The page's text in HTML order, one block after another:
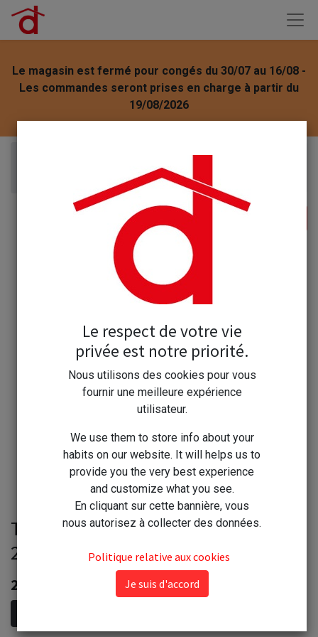
Le magasin est fermé pour congés du 30/07 au 16/08 -
Les commandes seront prises en charge à partir du
19/08/2026
Tézier graine Tomate Saint Pierre 2.5g - série 1
Tézier graine Tomate Saint Pierre
2.5g - série 1
2,20
Le respect de votre vie
privée est notre priorité.
Nous utilisons des cookies pour vous
fournir une meilleure expérience
utilisateur.
We use them to store info about your
habits on our website. It will helps us to
provide you the very best experience
and customize what you see.
En cliquant sur cette bannière, vous
nous autorisez à collecter des données.
Politique relative aux cookies
Je suis d'accord